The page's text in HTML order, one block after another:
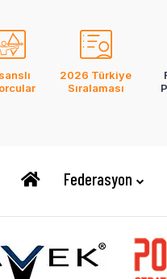
2026 Türkiye
Sıralaması
Federasyon